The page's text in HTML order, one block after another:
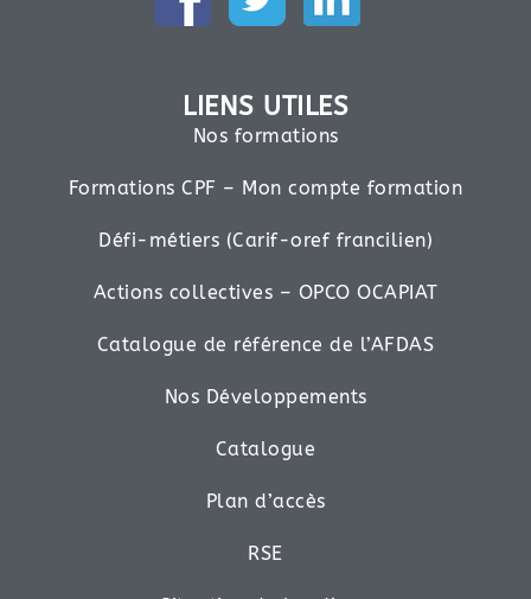
LIENS UTILES
Nos formations
Formations CPF – Mon compte formation
Défi-métiers (Carif-oref francilien)
Actions collectives – OPCO OCAPIAT
Catalogue de référence de l’AFDAS
Nos Développements
Catalogue
Plan d’accès
RSE